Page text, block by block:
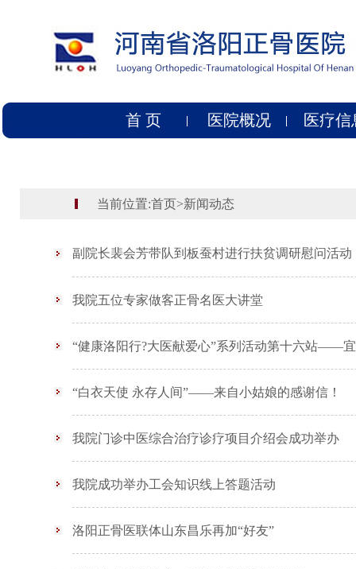
首 页 医院概况 医疗信
当前位置:首页>新闻动态
副院长裴会芳带队到板蚕村进行扶贫调研慰问活动
我院五位专家做客正骨名医大讲堂
“健康洛阳行?大医献爱心”系列活动第十六站——
“白衣天使 永存人间”——来自小姑娘的感谢信！
我院门诊中医综合治疗诊疗项目介绍会成功举办
我院成功举办工会知识线上答题活动
洛阳正骨医联体山东昌乐再加“好友”